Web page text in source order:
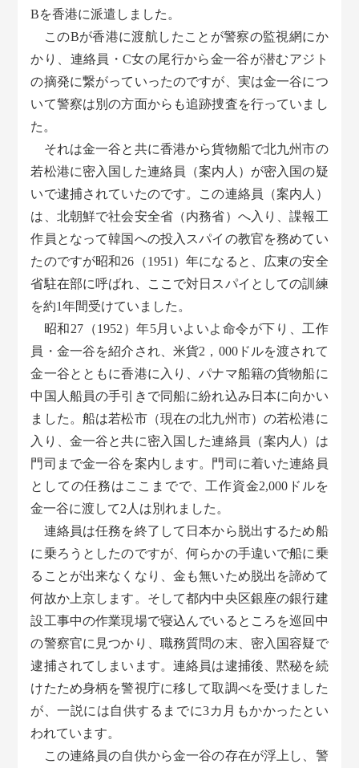
Bを香港に派遣しました。
このBが香港に渡航したことが警察の監視網にか
かり、連絡員・C女の尾行から金一谷が潜むアジト
の摘発に繋がっていったのですが、実は金一谷につ
いて警察は別の方面からも追跡捜査を行っていまし
た。
それは金一谷と共に香港から貨物船で北九州市の
若松港に密入国した連絡員（案内人）が密入国の疑
いで逮捕されていたのです。この連絡員（案内人）
は、北朝鮮で社会安全省（内務省）へ入り、諜報工
作員となって韓国への投入スパイの教官を務めてい
たのですが昭和26（1951）年になると、広東の安全
省駐在部に呼ばれ、ここで対日スパイとしての訓練
を約1年間受けていました。
昭和27（1952）年5月いよいよ命令が下り、工作
員・金一谷を紹介され、米貨2，000ドルを渡されて
金一谷とともに香港に入り、パナマ船籍の貨物船に
中国人船員の手引きで同船に紛れ込み日本に向かい
ました。船は若松市（現在の北九州市）の若松港に
入り、金一谷と共に密入国した連絡員（案内人）は
門司まで金一谷を案内します。門司に着いた連絡員
としての任務はここまでで、工作資金2,000ドルを
金一谷に渡して2人は別れました。
連絡員は任務を終了して日本から脱出するため船
に乗ろうとしたのですが、何らかの手違いで船に乗
ることが出来なくなり、金も無いため脱出を諦めて
何故か上京します。そして都内中央区銀座の銀行建
設工事中の作業現場で寝込んでいるところを巡回中
の警察官に見つかり、職務質問の末、密入国容疑で
逮捕されてしまいます。連絡員は逮捕後、黙秘を続
けたため身柄を警視庁に移して取調べを受けました
が、一説には自供するまでに3カ月もかかったとい
われています。
この連絡員の自供から金一谷の存在が浮上し、警